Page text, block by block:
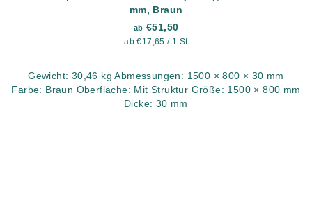
mm, Braun
ab €51,50
Verkaufspreis:
ab €17,65 / 1 St
Gewicht: 30,46 kg Abmessungen: 1500 × 800 × 30 mm
Farbe: Braun Oberfläche: Mit Struktur Größe: 1500 × 800 mm
Dicke: 30 mm